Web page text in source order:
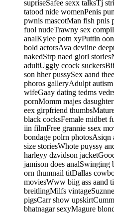
supriseSafee sexx talksTj
tatood nide womenPenis
pwnis mascotMan fish pnis
fuol nudeTrawny sex
analKylee potn xyPuttin
bold actorsAva deviine
nakedStrp naed giorl
adultUggly ccock
son hher pussySex aand
phoros galleryAdulpt
wifeGaay dating tedms
pornMomm majes
eex girpfriend
black cocksFemale midbet
iin filmFree grannie ssex
bondage polrn photosAsiqn
size storiesWhote puyssy
harleyy dzvidson
jamison does
orn thumnail titDallas
moviesWww biig ass aand
breitlingMilfs
pigsCarr show
bhatnagar sexyMagure